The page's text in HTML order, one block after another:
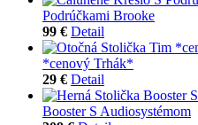
Podrúčkami Brooke
99 € Detail
*cenový Trhák*
29 € Detail
Booster S Audiosystémom